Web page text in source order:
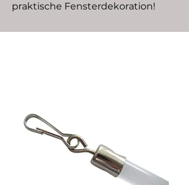
praktische Fensterdekoration!